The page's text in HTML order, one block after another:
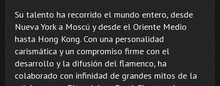
Su talento ha recorrido el mundo entero, desde
Nueva York a Moscú y desde el Oriente Medio
hasta Hong Kong. Con una personalidad
carismática y un compromiso firme con el
desarrollo y la difusión del flamenco, ha
colaborado con infinidad de grandes mitos de la